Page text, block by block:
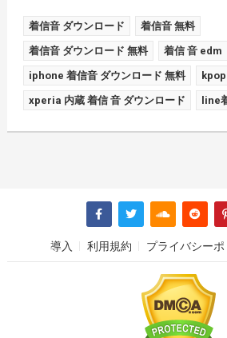
着信音 ダウンロード 着信音 無料
着信音 ダウンロード 無料 着信 音 edm
iphone 着信音 ダウンロード 無料
xperia 内蔵 着信 音 ダウンロード line
導入 利用規約 プライバシーポ